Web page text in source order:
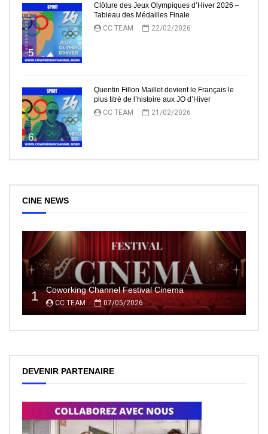
5
Clôture des Jeux Olympiques d’Hiver 2026 –
Tableau des Médailles Finale
CC TEAM
22/02/2026
6
Quentin Fillon Maillet devient le Français le
plus titré de l’histoire aux JO d’Hiver
CC TEAM
21/02/2026
CINE NEWS
1 Coworking Channel Festival Cinema
CC TEAM 07/05/2026
DEVENIR PARTENAIRE